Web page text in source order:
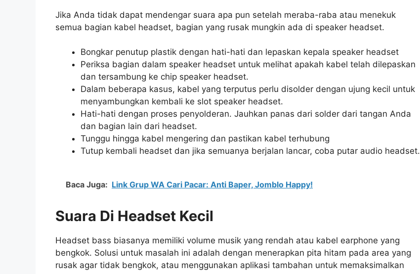
Jika Anda tidak dapat mendengar suara apa pun setelah meraba-raba atau menekuk
semua bagian kabel headset, bagian yang rusak mungkin ada di speaker headset.
Bongkar penutup plastik dengan hati-hati dan lepaskan kepala speaker headset
Periksa bagian dalam speaker headset untuk melihat apakah kabel telah dilepaskan
dan tersambung ke chip speaker headset.
Dalam beberapa kasus, kabel yang terputus perlu disolder dengan ujung kecil untuk
menyambungkan kembali ke slot speaker headset.
Hati-hati dengan proses penyolderan. Jauhkan panas dari solder dari tangan Anda
dan bagian lain dari headset.
Tunggu hingga kabel mengering dan pastikan kabel terhubung
Tutup kembali headset dan jika semuanya berjalan lancar, coba putar audio headset.
Baca Juga: Link Grup WA Cari Pacar: Anti Baper, Jomblo Happy!
Suara Di Headset Kecil
Headset bass biasanya memiliki volume musik yang rendah atau kabel earphone yang
bengkok. Solusi untuk masalah ini adalah dengan menerapkan pita hitam pada area yang
rusak agar tidak bengkok, atau menggunakan aplikasi tambahan untuk memaksimalkan